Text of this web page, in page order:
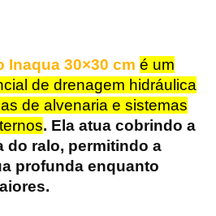
Inaqua 30×30 cm é um
de drenagem hidráulica
de alvenaria e sistemas
. Ela atua cobrindo a
do ralo, permitindo a
profunda enquanto